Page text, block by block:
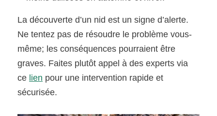
La découverte d’un nid est un signe d’alerte.
Ne tentez pas de résoudre le problème vous-
même; les conséquences pourraient être
graves. Faites plutôt appel à des experts via
ce lien pour une intervention rapide et
sécurisée.